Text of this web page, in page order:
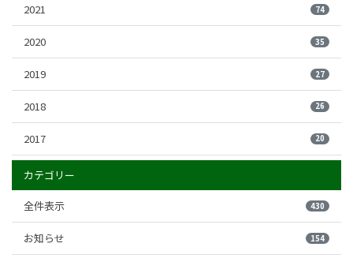
2021 74
2020 35
2019 27
2018 26
2017 20
カテゴリー
全件表示 430
お知らせ 154